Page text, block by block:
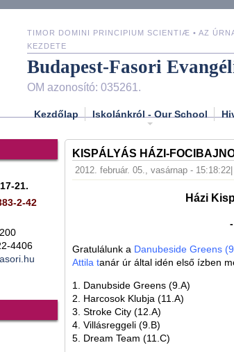
TIMOR DOMINI PRINCIPIUM SCIENTIÆ • AZ
KEZDETE
Budapest-Fasori
OM azonosító: 035261.
Kezdőlap Iskolánkról - Our School
21.
2-42
4406
KISPÁLYÁS HÁZI-
2012. február. 05., vasárnap - 15:18:22
Házi
Gratulálunk a Danubeside Greens
Attila tanár úr által idén első ízben
1. Danubside Greens (9.A)
2. Harcosok Klubja (11.A)
3. Stroke City (12.A)
4. Villásreggeli (9.B)
5. Dream Team (11.C)